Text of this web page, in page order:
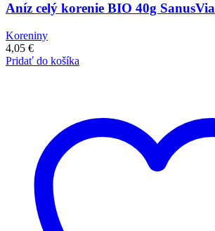
Aníz celý korenie BIO 40g SanusVia
Koreniny
4,05 €
Pridať do košíka